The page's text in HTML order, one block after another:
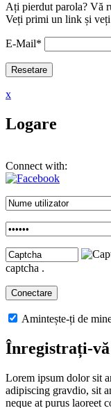
Ați pierdut parola? Vă
Veți primi un link și
E-Mail*
x
Logare
Connect with:
captcha .
Amintește-ți de
Înregistrați-vă
Lorem ipsum dolor sit
adipiscing gravdio, sit
neque at purus laoreet